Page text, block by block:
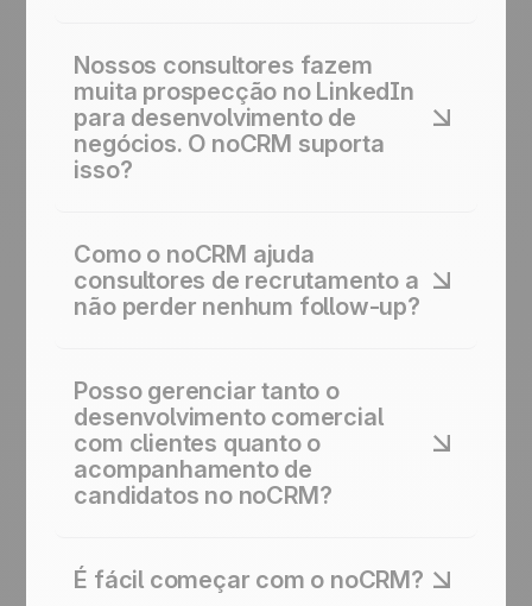
Nossos consultores fazem
muita prospecção no LinkedIn
para desenvolvimento de
negócios. O noCRM suporta
isso?
prospecção no LinkedIn para que seus
consultores possam executar campanhas
multicanal automatizadas e receber novos
Como o noCRM ajuda
consultores de recrutamento a
não perder nenhum follow-up?
um candidato ativo, sempre tem uma próxima
ação agendada no noCRM. Os lembretes
automáticos garantem que os consultores
acompanhem os briefings, verifiquem a
disponibilidade dos candidatos e obtenham
Posso gerenciar tanto o
desenvolvimento comercial
com clientes quanto o
acompanhamento de
candidatos no noCRM?
para cada um: um para captação de novos
É fácil começar com o noCRM?